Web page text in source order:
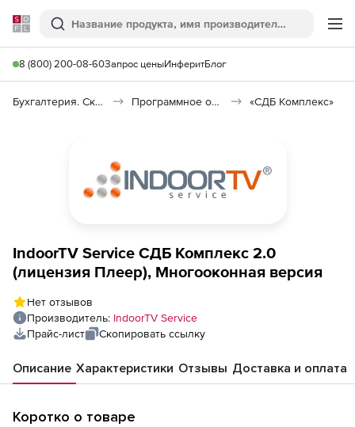
Softline
Поиск
8 (800) 200-08-60Запрос ценыИнферитБлог
Бухгалтерия. Склад. Кадры Программное обеспечение для торговли «СДБ Комплекс»
IndoorTV Service СДБ Комплекс 2.0
(лицензия Плеер), Многооконная версия
Нет отзывов
Производитель: IndoorTV Service
Прайс-лист
Скопировать ссылку
Описание Характеристики Отзывы Доставка и оплата
Коротко о товаре